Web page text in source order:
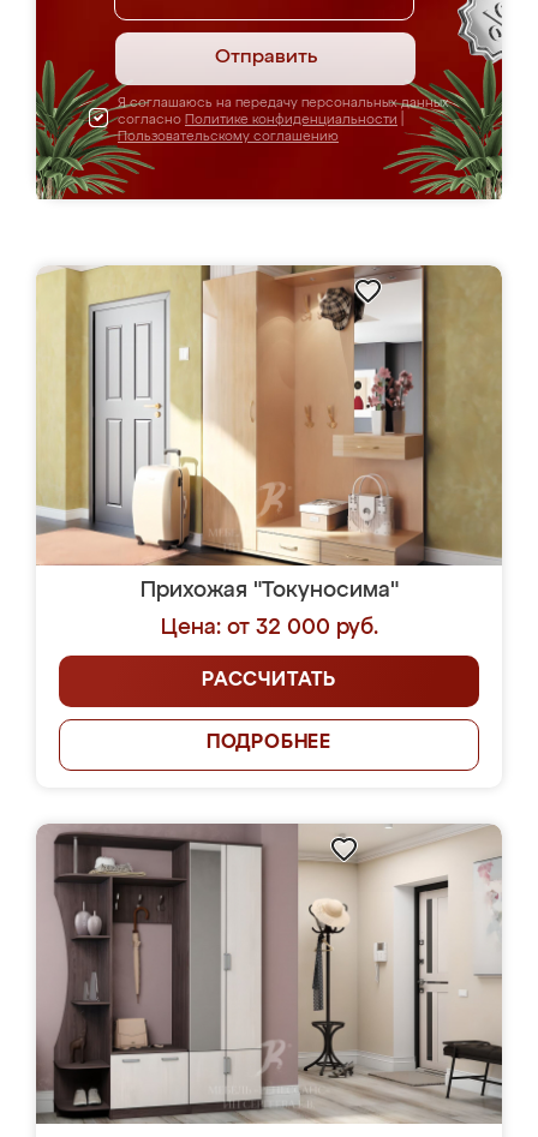
Отправить
Я соглашаюсь на передачу персональных данных
согласно Политике конфиденциальности
Пользовательскому соглашению
Прихожая "Токуносима"
Цена: от 32 000 руб.
РАССЧИТАТЬ
ПОДРОБНЕЕ